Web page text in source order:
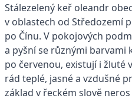
Stálezelený keř oleandr
v oblastech od Středozemí
po Čínu. V pokojových
a pyšní se různými barvami
po červenou, existují i žluté
rád teplé, jasné a vzdušné
základ v řeckém slově